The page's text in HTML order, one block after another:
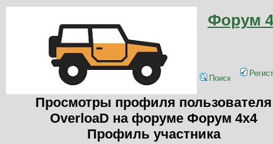
Форум
Поиск
Просмотры профиля пользователя
OverloaD на форуме Форум 4x4
Профиль участника